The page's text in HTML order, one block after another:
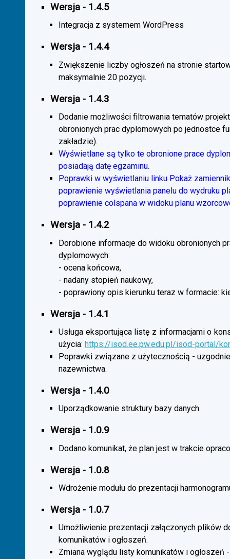
Wersja - 1.4.5
Integracja z systemem WordPress
Wersja - 1.4.4
Zwiększenie liczby ogłoszeń na stronie
maksymalnie 20 pozycji.
Wersja - 1.4.3
Dodanie możliwości filtrowania tematów
obronionych prac dyplomowych po jednostce
zakładzie).
Wyświetlane są tylko te obronione prace
posiadają datę egzaminu.
Poprawki w wyświetlaniu linku Pokaż
poprawienie wyświetlania panelu do wydruku
poprawienie colspana w widoku planu
Wersja - 1.4.2
Dorobione informacje do widoku obronionych
dyplomowych:
- ocena końcowa,
- nadany stopień naukowy,
- poprawiony opis kierunku teraz w formacie:
Wersja - 1.4.1
Usługa eksportująca listę z informacjami o
użycia: https://isod.ee.pw.edu.pl/isod-portal/
Poprawki związane z użytecznością -
nazewnictwa.
Wersja - 1.4.0
Uporządkowanie struktury bazy danych.
Wersja - 1.0.9
Dodano komunikat, że plan jest w trakcie
Wersja - 1.0.8
Wdrożenie modułu do prezentacji
Wersja - 1.0.7
Umożliwienie prezentacji załączonych plików
komunikatów i ogłoszeń.
Zmiana wyglądu listy komunikatów i ogłoszeń